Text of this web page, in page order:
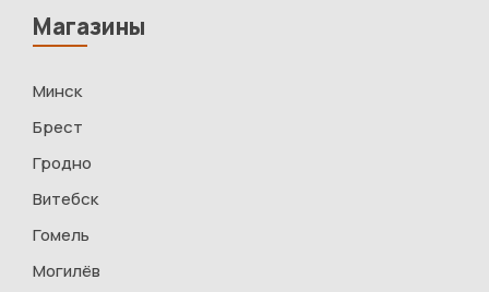
Магазины
Минск
Брест
Гродно
Витебск
Гомель
Могилёв